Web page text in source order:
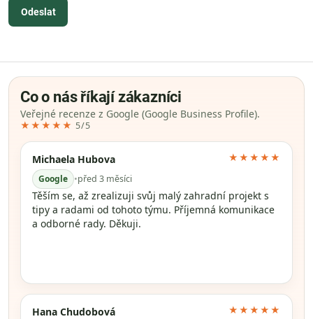
Odeslat
Co o nás říkají zákazníci
Veřejné recenze z Google (Google Business Profile).
★★★★★ 5/5
Michaela Hubova
Google •před 3 měsíci
★★★★★
Těším se, až zrealizuji svůj malý zahradní projekt s
tipy a radami od tohoto týmu. Příjemná komunikace
a odborné rady. Děkuji.
Hana Chudobová ★★★★★